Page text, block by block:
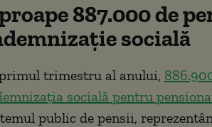
887.000 de
socială
trimestru al anului,
socială pentru
public de pensii,